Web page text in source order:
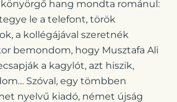
hang mondta románul:
le a telefont, török
a kollégájával szeretnék
bemondom, hogy Musztafa Ali
a kagylót, azt hiszik,
Szóval, egy tömbben
nyelvű kiadó, német újság